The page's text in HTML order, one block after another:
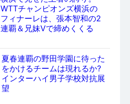
WTTチャンピオンズ横浜の
フィナーレは、張本智和の2
連覇＆兄妹Vで締めくくる
夏春連覇の野田学園に待った
をかけるチームは現れるか?
インターハイ男子学校対抗展
望